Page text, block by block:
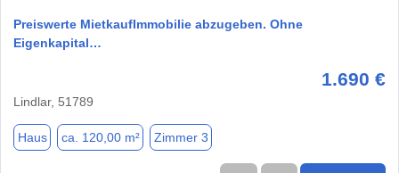
Preiswerte MietkaufImmobilie abzugeben. Ohne
Eigenkapital…
1.690 €
Lindlar, 51789
Haus ca. 120,00 m² Zimmer 3